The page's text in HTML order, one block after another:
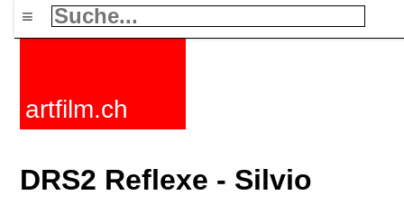
≡
artfilm.ch
DRS2 Reflexe - Silvio